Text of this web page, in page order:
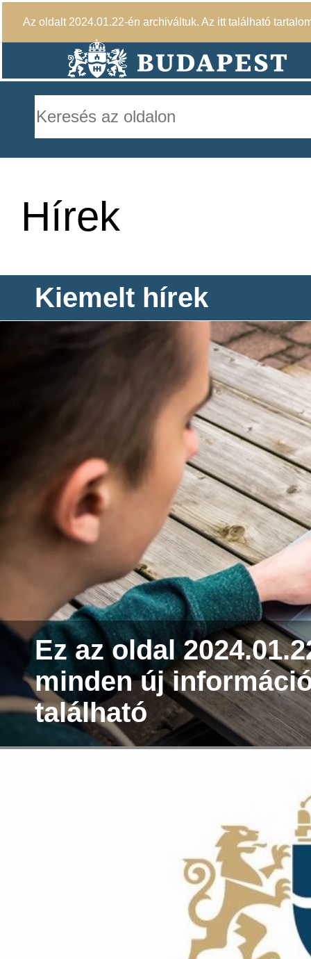
Az oldalt 2024.01.22-én archiváltuk. Az itt található
Hírek
Kiemelt hírek
Ez az oldal
minden új
található